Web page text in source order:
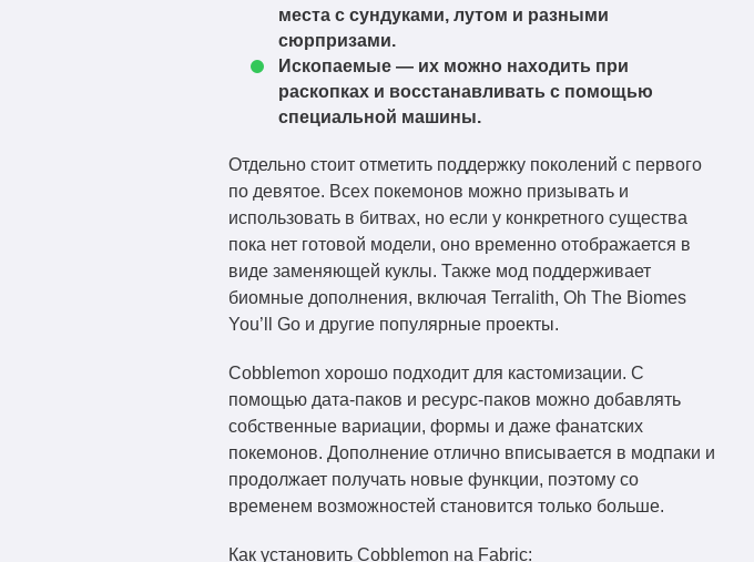
Cobblemon-fabric-
1.3.1+1.19.2.jar
Cobblemon-forge-
1.3.1+1.19.2.jar
1.19.2 Скачать
1.19.2 Скачать
Cobblemon-forge-
1.3.0+1.19.2.jar
1.19.2 Скачать
Cobblemon-forge-
1.2.0+1.19.2.jar
1.19.2 Скачать
1.2.0+1.19.2.jar
Скачать
Cobblemon-fabric-
1.1.1+1.19.2.jar
1.19.2 Скачать
Cobblemon-forge-
1.1.1+1.19.2.jar
1.19.2
Cobblemon-forge-
1.19.2
места с сундуками, лутом и разными
сюрпризами.
Ископаемые — их можно находить при
раскопках и восстанавливать с помощью
специальной машины.
Отдельно стоит отметить поддержку поколений с первого
по девятое. Всех покемонов можно призывать и
использовать в битвах, но если у конкретного существа
пока нет готовой модели, оно временно отображается в
виде заменяющей куклы. Также мод поддерживает
биомные дополнения, включая Terralith, Oh The Biomes
You’ll Go и другие популярные проекты.
Cobblemon хорошо подходит для кастомизации. С
помощью дата-паков и ресурс-паков можно добавлять
собственные вариации, формы и даже фанатских
покемонов. Дополнение отлично вписывается в модпаки и
продолжает получать новые функции, поэтому со
временем возможностей становится только больше.
Как установить Cobblemon на Fabric: